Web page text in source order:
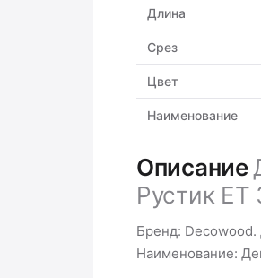
Описание
Рустик
Бренд:
Наименование:
Длина
Срез
Цвет
Наименование